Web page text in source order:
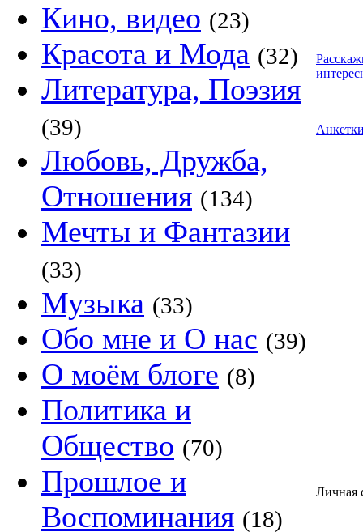
Кино, видео (23)
Красота и Мода (32)
Литература, Поэзия
(39)
Любовь, Дружба,
Отношения (134)
Мечты и Фантазии
(33)
Музыка (33)
Обо мне и О нас (39)
О моём блоге (8)
Политика и
Общество (70)
Прошлое и
Воспоминания (18)
Личная